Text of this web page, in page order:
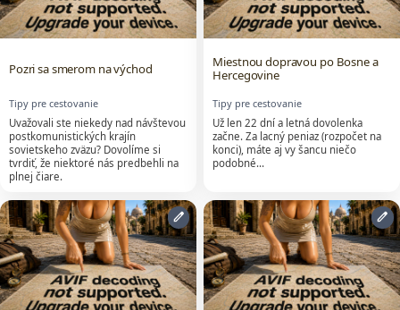
Pozri sa smerom na východ
Tipy pre cestovanie
Uvažovali ste niekedy nad návštevou
postkomunistických krajín
sovietskeho zväzu? Dovolíme si
tvrdiť, že niektoré nás predbehli na
plnej čiare.
Miestnou dopravou po Bosne a
Hercegovine
Tipy pre cestovanie
Už len 22 dní a letná dovolenka
začne. Za lacný peniaz (rozpočet na
konci), máte aj vy šancu niečo
podobné…
edit edit